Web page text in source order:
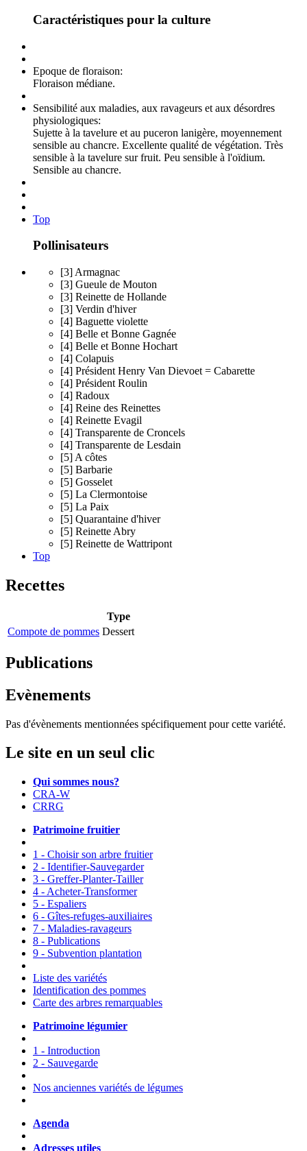
Caractéristiques pour la culture
Epoque de floraison:
Floraison médiane.
Sensibilité aux maladies, aux ravageurs et aux désordres
physiologiques:
Sujette à la tavelure et au puceron lanigère, moyennement
sensible au chancre. Excellente qualité de végétation. Très
sensible à la tavelure sur fruit. Peu sensible à l'oïdium.
Sensible au chancre.
Top
Pollinisateurs
[3] Armagnac
[3] Gueule de Mouton
[3] Reinette de Hollande
[3] Verdin d'hiver
[4] Baguette violette
[4] Belle et Bonne Gagnée
[4] Belle et Bonne Hochart
[4] Colapuis
[4] Président Henry Van Dievoet = Cabarette
[4] Président Roulin
[4] Radoux
[4] Reine des Reinettes
[4] Reinette Evagil
[4] Transparente de Croncels
[4] Transparente de Lesdain
[5] A côtes
[5] Barbarie
[5] Gosselet
[5] La Clermontoise
[5] La Paix
[5] Quarantaine d'hiver
[5] Reinette Abry
[5] Reinette de Wattripont
Top
Recettes
Type
Compote de pommes Dessert
Publications
Evènements
Pas d'évènements mentionnées spécifiquement pour cette variété.
Le site en un seul clic
Qui sommes nous?
CRA-W
CRRG
Patrimoine fruitier
1 - Choisir son arbre fruitier
2 - Identifier-Sauvegarder
3 - Greffer-Planter-Tailler
4 - Acheter-Transformer
5 - Espaliers
6 - Gîtes-refuges-auxiliaires
7 - Maladies-ravageurs
8 - Publications
9 - Subvention plantation
Liste des variétés
Identification des pommes
Carte des arbres remarquables
Patrimoine légumier
1 - Introduction
2 - Sauvegarde
Nos anciennes variétés de légumes
Agenda
Adresses utiles